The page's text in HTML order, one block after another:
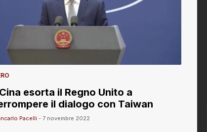
esorta il Regno Unito a
il dialogo con Taiwan
Pacelli - 7 novembre 2022